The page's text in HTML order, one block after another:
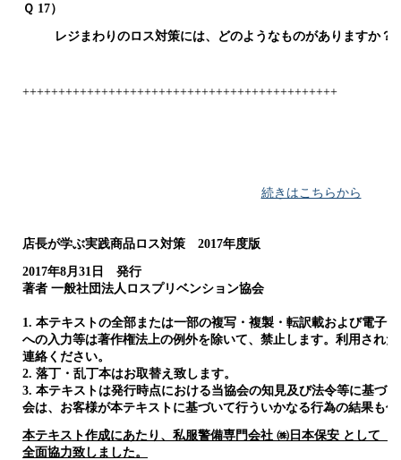
Ｑ 17）
レジまわりのロス対策には、どのようなものがありますか？
++++++++++++++++++++++++++++++++++++++++++++
続きはこちらから
店長が学ぶ実践商品ロス対策 2017年度版
2017年8月31日 発行
著者 一般社団法人ロスプリベンション協会
1. 本テキストの全部または一部の複写・複製・転訳載および電子
への入力等は著作権法上の例外を除いて、禁止します。利用され
連絡ください。
2. 落丁・乱丁本はお取替え致します。
3. 本テキストは発行時点における当協会の知見及び法令等に基づ
会は、お客様が本テキストに基づいて行ういかなる行為の結果も
本テキスト作成にあたり、私服警備専門会社 ㈱日本保安 として「
全面協力致しました。